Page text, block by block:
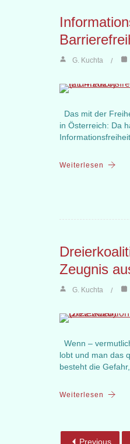
G. Kuchta
Das mit der
in Österreich: Da
Weiterlesen
Zeugnis
G. Kuchta
Wenn –
lobt und man das
besteht die
Weiterlesen
Previous